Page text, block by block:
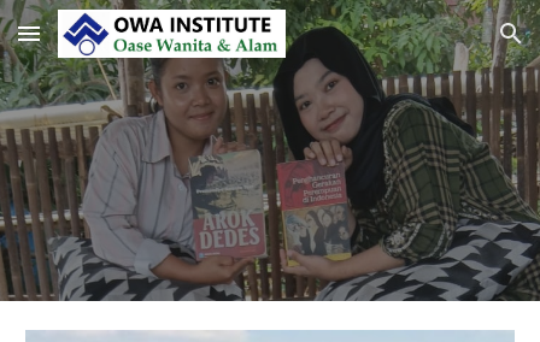
Skip to main content Skip to navigation